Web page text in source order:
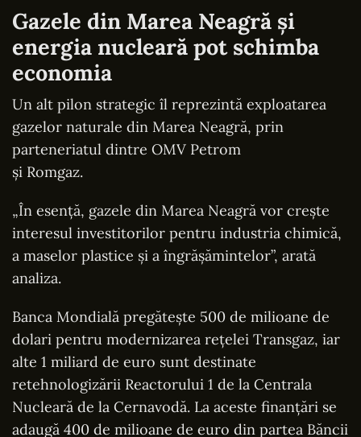
Gazele din Marea Neagră și
energia nucleară pot schimba
economia
Un alt pilon strategic îl reprezintă exploatarea
gazelor naturale din Marea Neagră, prin
parteneriatul dintre OMV Petrom
și Romgaz.
„În esență, gazele din Marea Neagră vor crește
interesul investitorilor pentru industria chimică,
a maselor plastice și a îngrășămintelor”, arată
analiza.
Banca Mondială pregătește 500 de milioane de
dolari pentru modernizarea rețelei Transgaz, iar
alte 1 miliard de euro sunt destinate
retehnologizării Reactorului 1 de la Centrala
Nucleară de la Cernavodă. La aceste finanțări se
adaugă 400 de milioane de euro din partea Băncii